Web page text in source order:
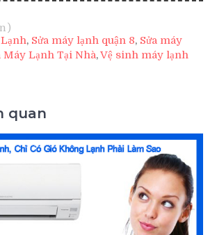
)
, Sửa máy lạnh quận 8, Sửa máy
Máy Lạnh Tại Nhà,Vệ sinh máy lạnh
quan